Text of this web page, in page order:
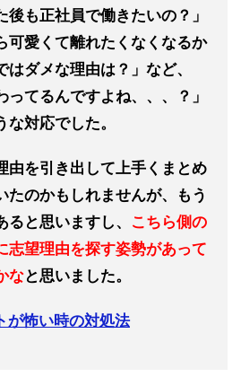
後も正社員で働きたいの？」
可愛くて離れたくなくなるか
はダメな理由は？」など、
ってるんですよね、、、？」
対応でした。
由を引き出して上手くまとめ
たのかもしれませんが、もう
と思いますし、 こちら側の
志望理由を探す姿勢があって
なと思いました。
が怖い時の対処法